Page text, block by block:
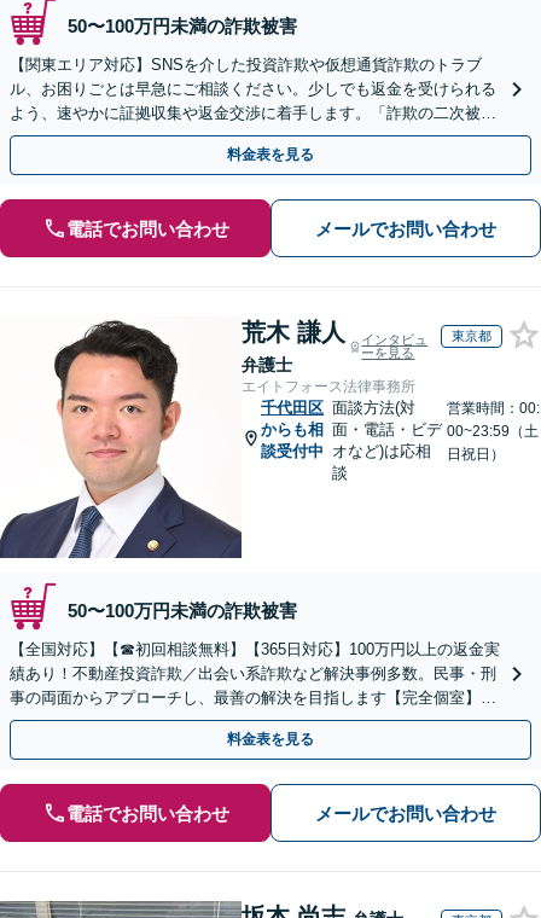
50〜100万円未満の詐欺被害
【関東エリア対応】SNSを介した投資詐欺や仮想通貨詐欺のトラブ
ル、お困りごとは早急にご相談ください。少しでも返金を受けられる
よう、速やかに証拠収集や返金交渉に着手します。「詐欺の二次被
害」のご相談も対応します【初回相談無料】【Web相談可】
料金表を見る
電話でお問い合わせ メールでお問い合わせ
荒木 謙人
弁護士
インタビュ
ーを見る
東京都
エイトフォース法律事務所
千代田区
からも相
談受付中
面談方法(対
面・電話・ビデ
オなど)は応相
談
営業時間：00:
00~23:59（土
日祝日）
50〜100万円未満の詐欺被害
【全国対応】【☎︎初回相談無料】【365日対応】100万円以上の返金実
績あり！不動産投資詐欺／出会い系詐欺など解決事例多数。民事・刑
事の両面からアプローチし、最善の解決を目指します【完全個室】
【代々木駅3分】
料金表を見る
電話でお問い合わせ メールでお問い合わせ